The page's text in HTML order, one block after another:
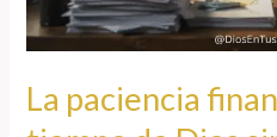
La paciencia
Dios
sin